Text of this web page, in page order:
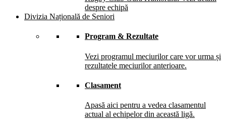
despre echipă
Divizia Națională de Seniori
Program & Rezultate
Vezi programul meciurilor care vor urma și
rezultatele meciurilor anterioare.
Clasament
Apasă aici pentru a vedea clasamentul
actual al echipelor din această ligă.